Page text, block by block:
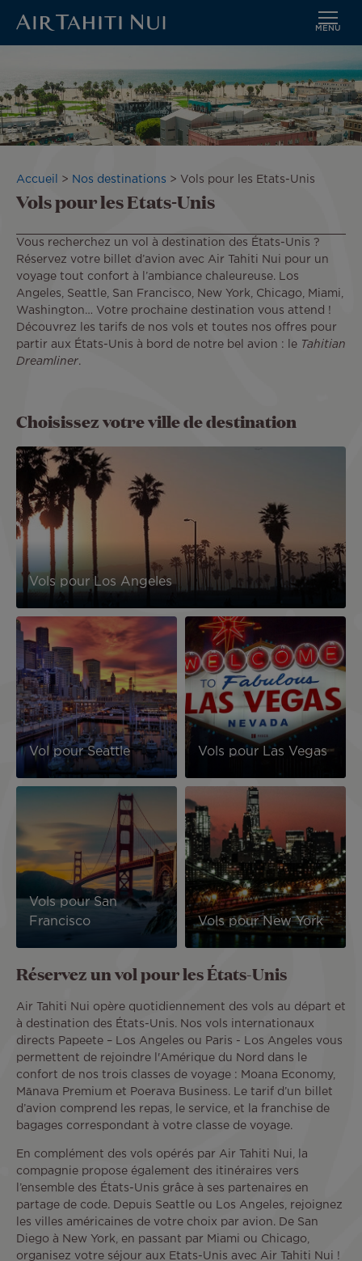
contenu
principal
MENU
Fil
d'Ariane
Accueil Nos destinations Vols pour les Etats-Unis
Vols pour les Etats-Unis
Vous recherchez un vol à destination des États-Unis ?
Réservez votre billet d’avion avec Air Tahiti Nui pour un
voyage tout confort à l’ambiance chaleureuse. Los
Angeles, Seattle, San Francisco, New York, Chicago, Miami,
Washington… Votre prochaine destination vous attend !
Découvrez les tarifs de nos vols et toutes nos offres pour
partir aux États-Unis à bord de notre bel avion : le Tahitian
Dreamliner.
Choisissez votre ville de destination
Image
Vols pour Los Angeles
Image
Vol pour Seattle
Image
Vols pour Las Vegas
Vols pour San
Francisco
Vols pour New York
Réservez un vol pour les États-Unis
Air Tahiti Nui opère quotidiennement des vols au départ et
à destination des États-Unis. Nos vols internationaux
directs Papeete – Los Angeles ou Paris - Los Angeles vous
permettent de rejoindre l'Amérique du Nord dans le
confort de nos trois classes de voyage : Moana Economy,
Mānava Premium et Poerava Business. Le tarif d’un billet
d’avion comprend les repas, le service, et la franchise de
bagages correspondant à votre classe de voyage.
En complément des vols opérés par Air Tahiti Nui, la
compagnie propose également des itinéraires vers
l’ensemble des États-Unis grâce à ses partenaires en
partage de code. Depuis Seattle ou Los Angeles, rejoignez
les villes américaines de votre choix par avion. De San
Diego à New York, en passant par Miami ou Chicago,
organisez votre séjour aux Etats-Unis avec Air Tahiti Nui !